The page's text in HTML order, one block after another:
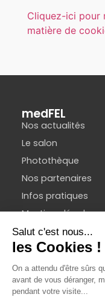
Cliquez-ici pour
matière de
medFEL
Nos actualités
Le salon
Photothèque
Nos partenaires
Infos pratiques
Mentions légales
Programme
Conférences
medEMPLOI
Prévision
de